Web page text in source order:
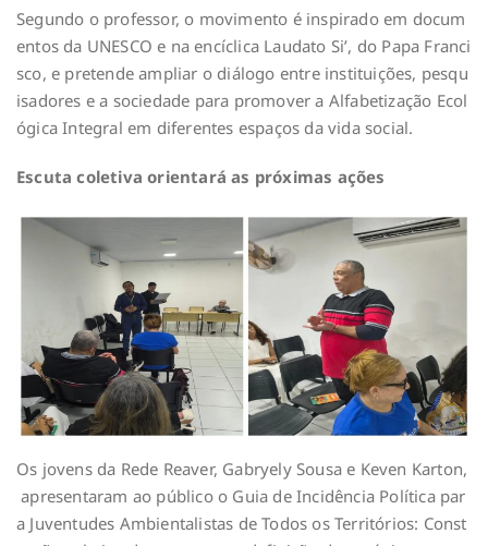
Segundo o professor, o movimento é inspirado em docum
entos da UNESCO e na encíclica Laudato Si’, do Papa Franci
sco, e pretende ampliar o diálogo entre instituições, pesqu
isadores e a sociedade para promover a Alfabetização Ecol
ógica Integral em diferentes espaços da vida social.
Escuta coletiva orientará as próximas ações
Os jovens da Rede Reaver, Gabryely Sousa e Keven Karton,
apresentaram ao público o Guia de Incidência Política par
a Juventudes Ambientalistas de Todos os Territórios: Const